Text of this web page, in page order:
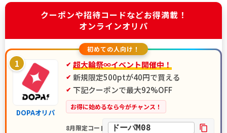
クーポンや招待コードなどお得満載！
オンラインオリパ
初めての人向け！
1
DOPAオリパ
超大輪祭∞イベント開催中！
新規限定500ptが40円で買える
下記クーポンで最大92%OFF
お得に始めるなら今がチャンス！
8月限定コード ドーパM08